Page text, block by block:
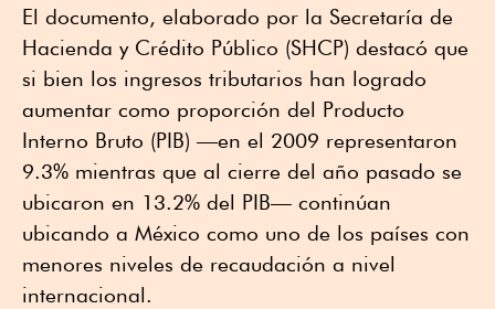
El documento, elaborado por la Secretaría de
Hacienda y Crédito Público (SHCP) destacó que
si bien los ingresos tributarios han logrado
aumentar como proporción del Producto
Interno Bruto (PIB) —en el 2009 representaron
9.3% mientras que al cierre del año pasado se
ubicaron en 13.2% del PIB— continúan
ubicando a México como uno de los países con
menores niveles de recaudación a nivel
internacional.